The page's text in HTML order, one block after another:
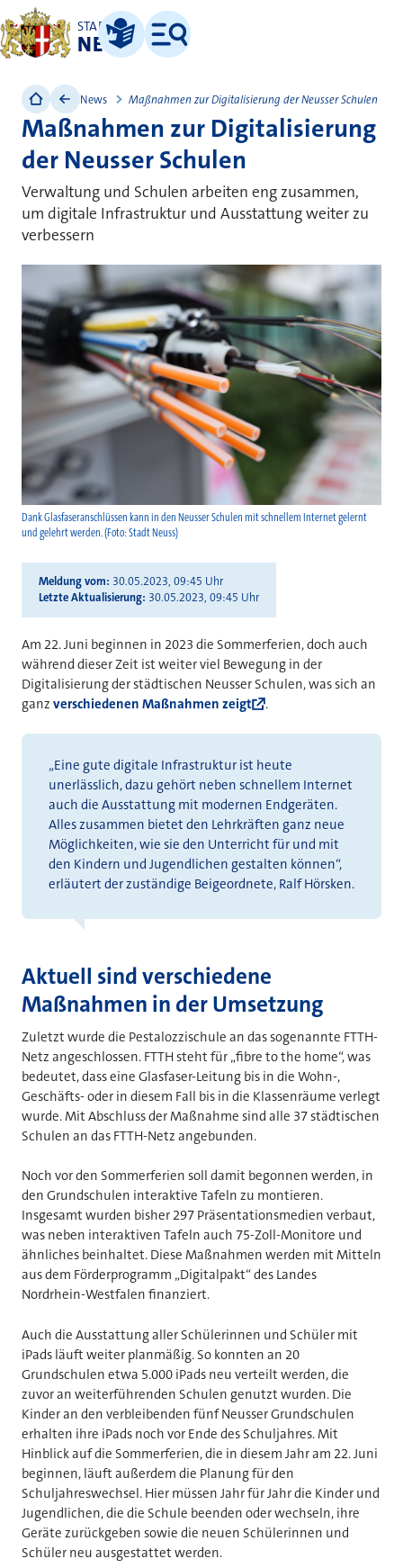
STADT
NEUSS
Leichte Sprache
Menü
Dank Glasfaseranschlüssen kann in den Neusser Schulen mit schnellem Internet gelernt
und gelehrt werden. (Foto: Stadt Neuss)
News Maßnahmen zur Digitalisierung der Neusser Schulen
Maßnahmen zur Digitalisierung
der Neusser Schulen
Verwaltung und Schulen arbeiten eng zusammen,
um digitale Infrastruktur und Ausstattung weiter zu
verbessern
Meldung vom 30.05.2023, 09:45 Uhr
Letzte Aktualisierung 30.05.2023, 09:45 Uhr
Am 22. Juni beginnen in 2023 die Sommerferien, doch auch
während dieser Zeit ist weiter viel Bewegung in der
Digitalisierung der städtischen Neusser Schulen, was sich an
ganz verschiedenen Maßnahmen zeigt .
„Eine gute digitale Infrastruktur ist heute
unerlässlich, dazu gehört neben schnellem Internet
auch die Ausstattung mit modernen Endgeräten.
Alles zusammen bietet den Lehrkräften ganz neue
Möglichkeiten, wie sie den Unterricht für und mit
den Kindern und Jugendlichen gestalten können“,
erläutert der zuständige Beigeordnete, Ralf Hörsken.
Aktuell sind verschiedene
Maßnahmen in der Umsetzung
Zuletzt wurde die Pestalozzischule an das sogenannte FTTH-
Netz angeschlossen. FTTH steht für „fibre to the home“, was
bedeutet, dass eine Glasfaser-Leitung bis in die Wohn-,
Geschäfts- oder in diesem Fall bis in die Klassenräume verlegt
wurde. Mit Abschluss der Maßnahme sind alle 37 städtischen
Schulen an das FTTH-Netz angebunden.
Noch vor den Sommerferien soll damit begonnen werden, in
den Grundschulen interaktive Tafeln zu montieren.
Insgesamt wurden bisher 297 Präsentationsmedien verbaut,
was neben interaktiven Tafeln auch 75-Zoll-Monitore und
ähnliches beinhaltet. Diese Maßnahmen werden mit Mitteln
aus dem Förderprogramm „Digitalpakt“ des Landes
Nordrhein-Westfalen finanziert.
Auch die Ausstattung aller Schülerinnen und Schüler mit
iPads läuft weiter planmäßig. So konnten an 20
Grundschulen etwa 5.000 iPads neu verteilt werden, die
zuvor an weiterführenden Schulen genutzt wurden. Die
Kinder an den verbleibenden fünf Neusser Grundschulen
erhalten ihre iPads noch vor Ende des Schuljahres. Mit
Hinblick auf die Sommerferien, die in diesem Jahr am 22. Juni
beginnen, läuft außerdem die Planung für den
Schuljahreswechsel. Hier müssen Jahr für Jahr die Kinder und
Jugendlichen, die die Schule beenden oder wechseln, ihre
Geräte zurückgeben sowie die neuen Schülerinnen und
Schüler neu ausgestattet werden.